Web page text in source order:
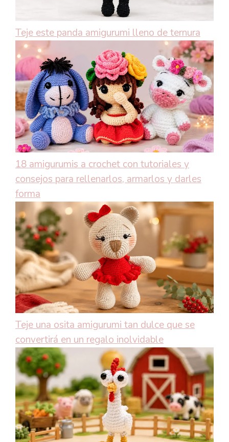
Teje este panda amigurumi lleno de ternura
18 amigurumis a crochet con tutoriales y
consejos para rellenarlos, armarlos y darles
forma
Teje una osita amigurumi tan dulce que se
convertirá en un regalo inolvidable